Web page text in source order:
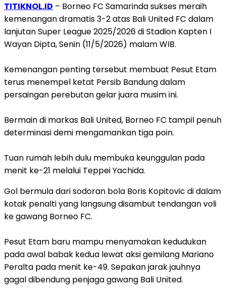
TITIKNOL.ID – Borneo FC Samarinda sukses meraih
kemenangan dramatis 3-2 atas Bali United FC dalam
lanjutan Super League 2025/2026 di Stadion Kapten I
Wayan Dipta, Senin (11/5/2026) malam WIB.
‎Kemenangan penting tersebut membuat Pesut Etam
terus menempel ketat Persib Bandung dalam
persaingan perebutan gelar juara musim ini.
‎Bermain di markas Bali United, Borneo FC tampil penuh
determinasi demi mengamankan tiga poin.
‎Tuan rumah lebih dulu membuka keunggulan pada
menit ke-21 melalui Teppei Yachida.
Gol bermula dari sodoran bola Boris Kopitovic di dalam
kotak penalti yang langsung disambut tendangan voli
ke gawang Borneo FC.
‎Pesut Etam baru mampu menyamakan kedudukan
pada awal babak kedua lewat aksi gemilang Mariano
Peralta pada menit ke-49. Sepakan jarak jauhnya
gagal dibendung penjaga gawang Bali United.